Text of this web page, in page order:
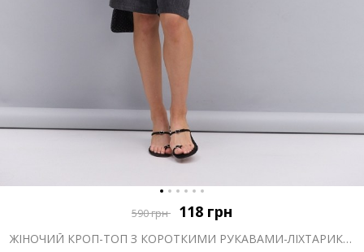
590грн 118 грн
ЖІНОЧИЙ КРОП-ТОП З КОРОТКИМИ РУКАВАМИ-ЛІХТАРИКАМИ МОЛОЧНИЙ